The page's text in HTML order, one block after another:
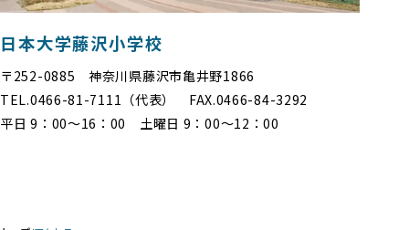
日本大学藤沢小学校
〒252-0885 神奈川県藤沢市亀井野1866
TEL.0466-81-7111（代表） FAX.0466-84-3292
平日 9：00～16：00 土曜日 9：00～12：00